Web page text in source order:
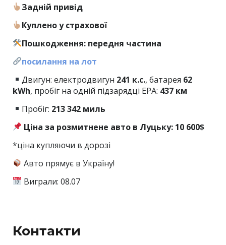
Задній привід
Куплено у страхової
Пошкодження: передня частина
посилання на лот
Двигун: електродвигун 241 к.с., батарея 62
kWh, пробіг на одній підзарядці EPA: 437 км
Пробіг: 213342 миль
Ціна за розмитнене авто в Луцьку: 10 600$
*ціна купляючи в дорозі
Авто прямує в Україну!
Виграли: 08.07
Контакти